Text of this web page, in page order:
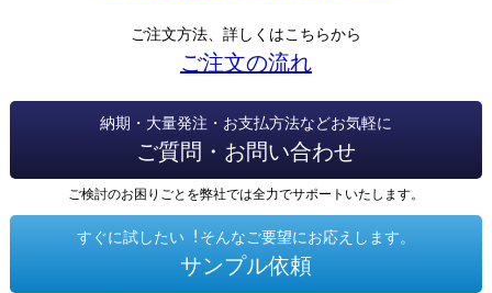
ご注文方法、詳しくはこちらから
ご注文の流れ
納期・大量発注・お支払方法などお気軽に
ご質問・お問い合わせ
ご検討のお困りごとを弊社では全力でサポートいたします。
すぐに試したい︕そんなご要望にお応えします。
サンプル依頼